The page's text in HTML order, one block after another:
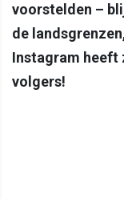
voorstelden –
de
Instagram heeft
volgers!